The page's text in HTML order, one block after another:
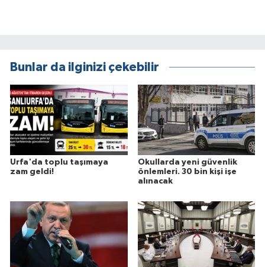
Bunlar da ilginizi çekebilir
Urfa'da toplu taşımaya
zam geldi!
Okullarda yeni güvenlik
önlemleri. 30 bin kişi işe
alınacak